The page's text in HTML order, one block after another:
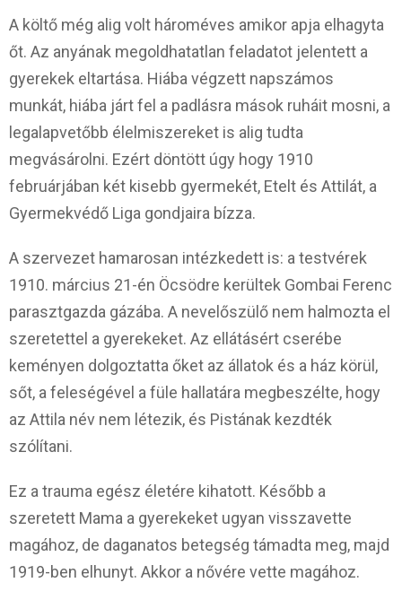
A költő még alig volt hároméves amikor apja elhagyta
őt. Az anyának megoldhatatlan feladatot jelentett a
gyerekek eltartása. Hiába végzett napszámos
munkát, hiába járt fel a padlásra mások ruháit mosni, a
legalapvetőbb élelmiszereket is alig tudta
megvásárolni. Ezért döntött úgy hogy 1910
februárjában két kisebb gyermekét, Etelt és Attilát, a
Gyermekvédő Liga gondjaira bízza.
A szervezet hamarosan intézkedett is: a testvérek
1910. március 21-én Öcsödre kerültek Gombai Ferenc
parasztgazda gázába. A nevelőszülő nem halmozta el
szeretettel a gyerekeket. Az ellátásért cserébe
keményen dolgoztatta őket az állatok és a ház körül,
sőt, a feleségével a füle hallatára megbeszélte, hogy
az Attila név nem létezik, és Pistának kezdték
szólítani.
Ez a trauma egész életére kihatott. Később a
szeretett Mama a gyerekeket ugyan visszavette
magához, de daganatos betegség támadta meg, majd
1919-ben elhunyt. Akkor a nővére vette magához.